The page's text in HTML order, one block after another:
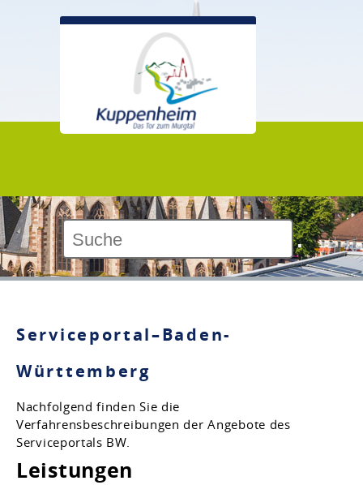
Serviceportal–Baden-
Württemberg
Nachfolgend finden Sie die
Verfahrensbeschreibungen der Angebote des
Serviceportals BW.
Leistungen